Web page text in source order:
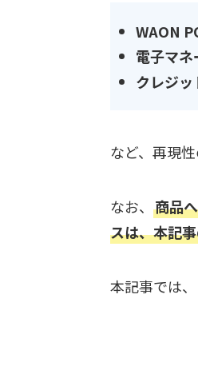
WAON
電子マ
クレジ
など、再現
なお、 商品
スは、本記
本記事では